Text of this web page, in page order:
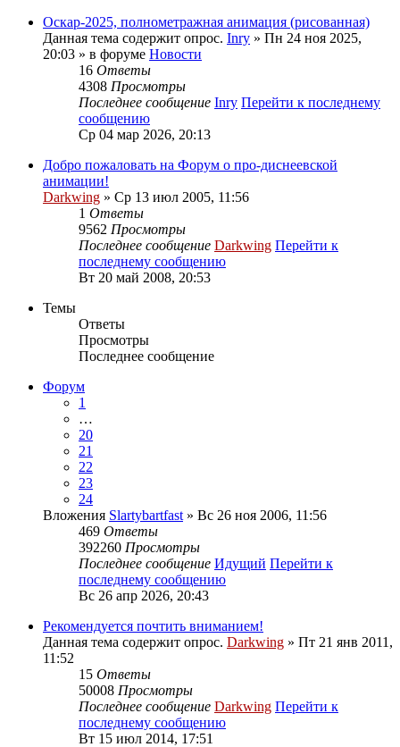
Оскар-2025, полнометражная анимация (рисованная)
Данная тема содержит опрос. Inry » Пн 24 ноя 2025,
20:03 » в форуме Новости
16 Ответы
4308 Просмотры
Последнее сообщение Inry Перейти к последнему
сообщению
Ср 04 мар 2026, 20:13
Добро пожаловать на Форум о про-диснеевской
анимации!
Darkwing » Ср 13 июл 2005, 11:56
1 Ответы
9562 Просмотры
Последнее сообщение Darkwing Перейти к
последнему сообщению
Вт 20 май 2008, 20:53
Темы
Ответы
Просмотры
Последнее сообщение
Форум
1
…
20
21
22
23
24
Вложения Slartybartfast » Вс 26 ноя 2006, 11:56
469 Ответы
392260 Просмотры
Последнее сообщение Идущий Перейти к
последнему сообщению
Вс 26 апр 2026, 20:43
Рекомендуется почтить вниманием!
Данная тема содержит опрос. Darkwing » Пт 21 янв 2011,
11:52
15 Ответы
50008 Просмотры
Последнее сообщение Darkwing Перейти к
последнему сообщению
Вт 15 июл 2014, 17:51